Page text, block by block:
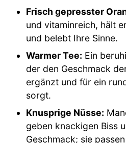
Frisch gepresster
und vitaminreich, hält
und belebt Ihre Sinne.
Warmer Tee: Ein
der den Geschmack
ergänzt und für ein
sorgt.
Knusprige Nüsse:
geben knackigen Biss
Geschmack; sie